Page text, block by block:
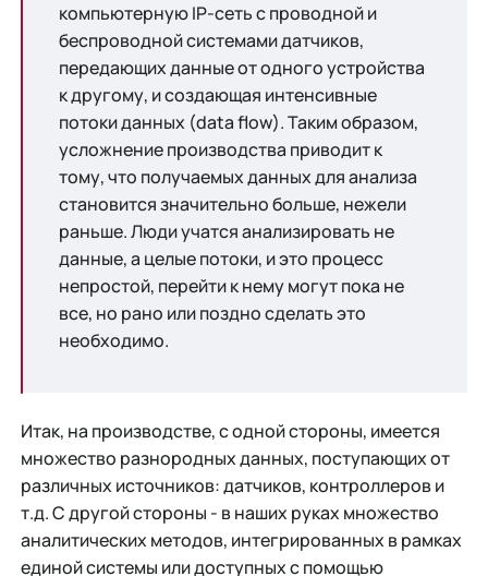
компьютерную IP-сеть с проводной и
беспроводной системами датчиков,
передающих данные от одного устройства
к другому, и создающая интенсивные
потоки данных (data flow). Таким образом,
усложнение производства приводит к
тому, что получаемых данных для анализа
становится значительно больше, нежели
раньше. Люди учатся анализировать не
данные, а целые потоки, и это процесс
непростой, перейти к нему могут пока не
все, но рано или поздно сделать это
необходимо.
Итак, на производстве, с одной стороны, имеется
множество разнородных данных, поступающих от
различных источников: датчиков, контроллеров и
т.д. С другой стороны - в наших руках множество
аналитических методов, интегрированных в рамках
единой системы или доступных с помощью